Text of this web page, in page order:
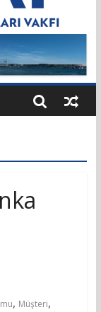
, Müşteri,